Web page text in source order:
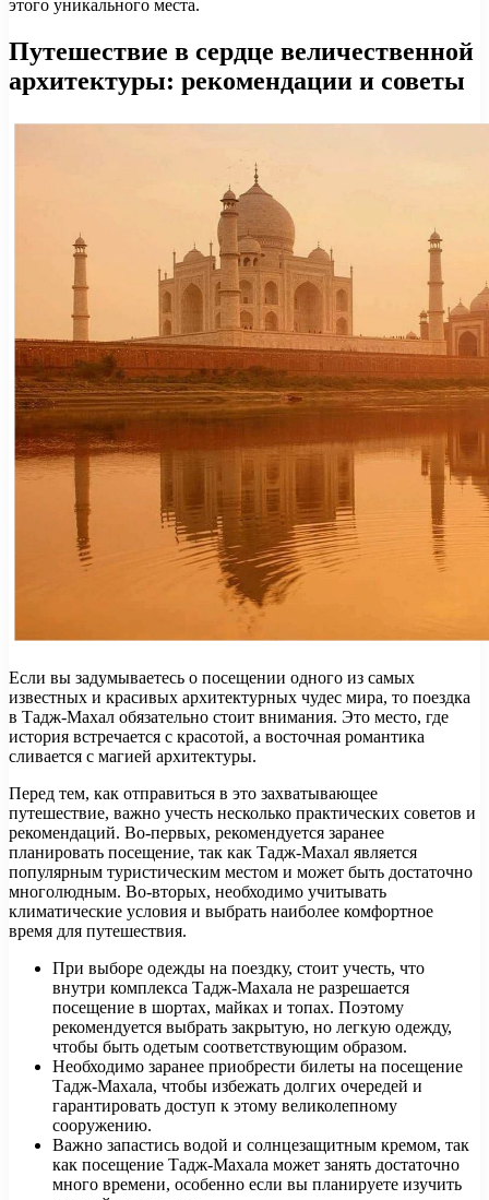
этого уникального места.
Путешествие в сердце величественной
архитектуры: рекомендации и советы
Если вы задумываетесь о посещении одного из самых
известных и красивых архитектурных чудес мира, то поездка
в Тадж-Махал обязательно стоит внимания. Это место, где
история встречается с красотой, а восточная романтика
сливается с магией архитектуры.
Перед тем, как отправиться в это захватывающее
путешествие, важно учесть несколько практических советов и
рекомендаций. Во-первых, рекомендуется заранее
планировать посещение, так как Тадж-Махал является
популярным туристическим местом и может быть достаточно
многолюдным. Во-вторых, необходимо учитывать
климатические условия и выбрать наиболее комфортное
время для путешествия.
При выборе одежды на поездку, стоит учесть, что
внутри комплекса Тадж-Махала не разрешается
посещение в шортах, майках и топах. Поэтому
рекомендуется выбрать закрытую, но легкую одежду,
чтобы быть одетым соответствующим образом.
Необходимо заранее приобрести билеты на посещение
Тадж-Махала, чтобы избежать долгих очередей и
гарантировать доступ к этому великолепному
сооружению.
Важно запастись водой и солнцезащитным кремом, так
как посещение Тадж-Махала может занять достаточно
много времени, особенно если вы планируете изучить